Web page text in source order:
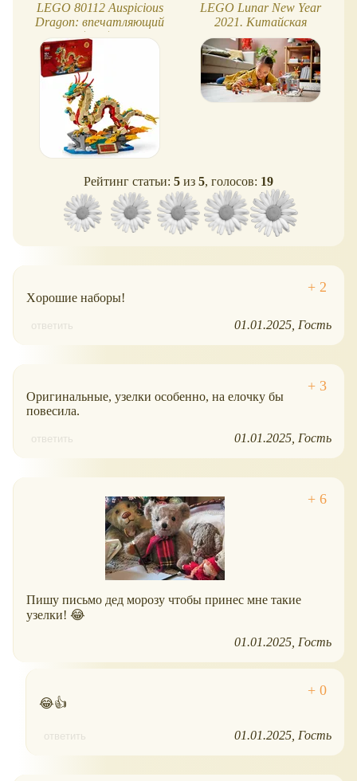
LEGO 80112 Auspicious
Dragon: впечатляющий
китайский дракон
LEGO Lunar New Year
2021. Китайская
культура
Рейтинг статьи: 5 из 5, голосов: 19
Хорошие наборы!
ответить 01.01.2025 Гость
Оригинальные, узелки особенно, на елочку бы
повесила.
ответить 01.01.2025 Гость
Пишу письмо дед морозу чтобы принес мне такие
узелки! 😂
01.01.2025 Гость
😂👍
ответить 01.01.2025 Гость